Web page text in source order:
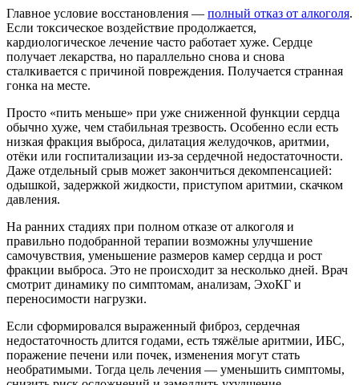
Главное условие восстановления — полный отказ от алкоголя.
Если токсическое воздействие продолжается,
кардиологическое лечение часто работает хуже. Сердце
получает лекарства, но параллельно снова и снова
сталкивается с причиной повреждения. Получается странная
гонка на месте.
Просто «пить меньше» при уже сниженной функции сердца
обычно хуже, чем стабильная трезвость. Особенно если есть
низкая фракция выброса, дилатация желудочков, аритмии,
отёки или госпитализации из-за сердечной недостаточности.
Даже отдельный срыв может закончиться декомпенсацией:
одышкой, задержкой жидкости, приступом аритмии, скачком
давления.
На ранних стадиях при полном отказе от алкоголя и
правильно подобранной терапии возможны улучшение
самочувствия, уменьшение размеров камер сердца и рост
фракции выброса. Это не происходит за несколько дней. Врач
смотрит динамику по симптомам, анализам, ЭхоКГ и
переносимости нагрузки.
Если сформировался выраженный фиброз, сердечная
недостаточность длится годами, есть тяжёлые аритмии, ИБС,
поражение печени или почек, изменения могут стать
необратимыми. Тогда цель лечения — уменьшить симптомы,